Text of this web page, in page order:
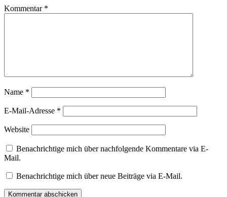
Kommentar *
Name *
E-Mail-Adresse *
Website
Benachrichtige mich über nachfolgende Kommentare via E-
Mail.
Benachrichtige mich über neue Beiträge via E-Mail.